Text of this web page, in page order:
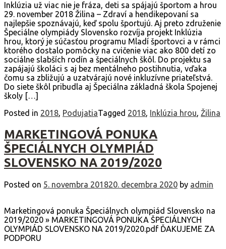
Inklúzia už viac nie je fráza, deti sa spájajú športom a hrou
29. november 2018 Žilina – Zdraví a hendikepovaní sa
najlepšie spoznávajú, keď spolu športujú. Aj preto združenie
Špeciálne olympiády Slovensko rozvíja projekt Inklúzia
hrou, ktorý je súčasťou programu Mladí športovci a v rámci
ktorého dostalo pomôcky na cvičenie viac ako 800 detí zo
sociálne slabších rodín a špeciálnych škôl. Do projektu sa
zapájajú školáci s aj bez mentálneho postihnutia, vďaka
čomu sa zbližujú a uzatvárajú nové inkluzívne priateľstvá.
Do siete škôl pribudla aj Špeciálna základná škola Spojenej
školy […]
Posted in 2018, PodujatiaTagged 2018, Inklúzia hrou, Žilina
MARKETINGOVÁ PONUKA
ŠPECIÁLNYCH OLYMPIÁD
SLOVENSKO NA 2019/2020
Posted on 5. novembra 201820. decembra 2020 by admin
Marketingová ponuka Špeciálnych olympiád Slovensko na
2019/2020 » MARKETINGOVÁ PONUKA ŠPECIÁLNYCH
OLYMPIÁD SLOVENSKO NA 2019/2020.pdf ĎAKUJEME ZA
PODPORU